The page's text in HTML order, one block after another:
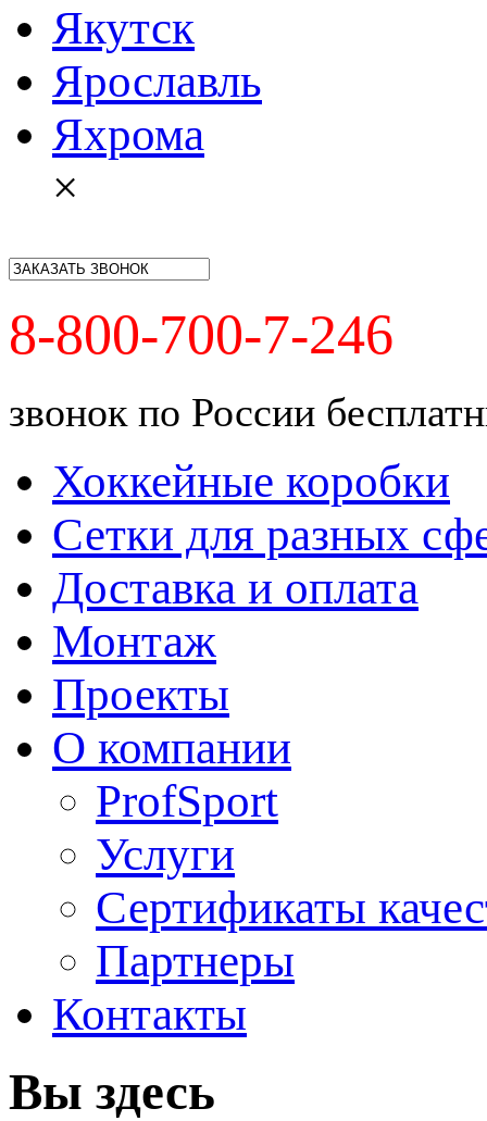
Якутск
Ярославль
Яхрома
×
8-800-700-7-246
звонок по России
Хоккейные коробки
Сетки для разных
Доставка и оплата
Монтаж
Проекты
О компании
ProfSport
Услуги
Сертификаты
Партнеры
Контакты
Вы здесь